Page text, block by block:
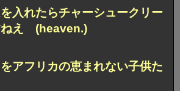
入れたらチャーシュークリー
ねえ (heaven.)
アフリカの恵まれない子供た